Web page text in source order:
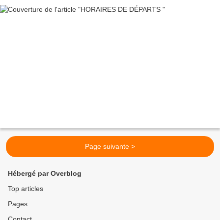
Page suivante >
Hébergé par Overblog
Top articles
Pages